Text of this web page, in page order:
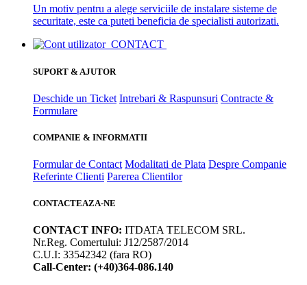
Un motiv pentru a alege serviciile de instalare sisteme de
securitate, este ca puteti beneficia de specialisti autorizati.
CONTACT
SUPORT & AJUTOR
Deschide un Ticket Intrebari & Raspunsuri Contracte &
Formulare
COMPANIE & INFORMATII
Formular de Contact Modalitati de Plata Despre Companie
Referinte Clienti Parerea Clientilor
CONTACTEAZA-NE
CONTACT INFO: ITDATA TELECOM SRL.
Nr.Reg. Comertului: J12/2587/2014
C.U.I: 33542342 (fara RO)
Call-Center: (+40)364-086.140